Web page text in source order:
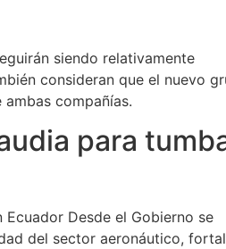
siendo relativamente
consideran que el nuevo
compañías.
para
Desde el Gobierno se
del sector aeronáutico,